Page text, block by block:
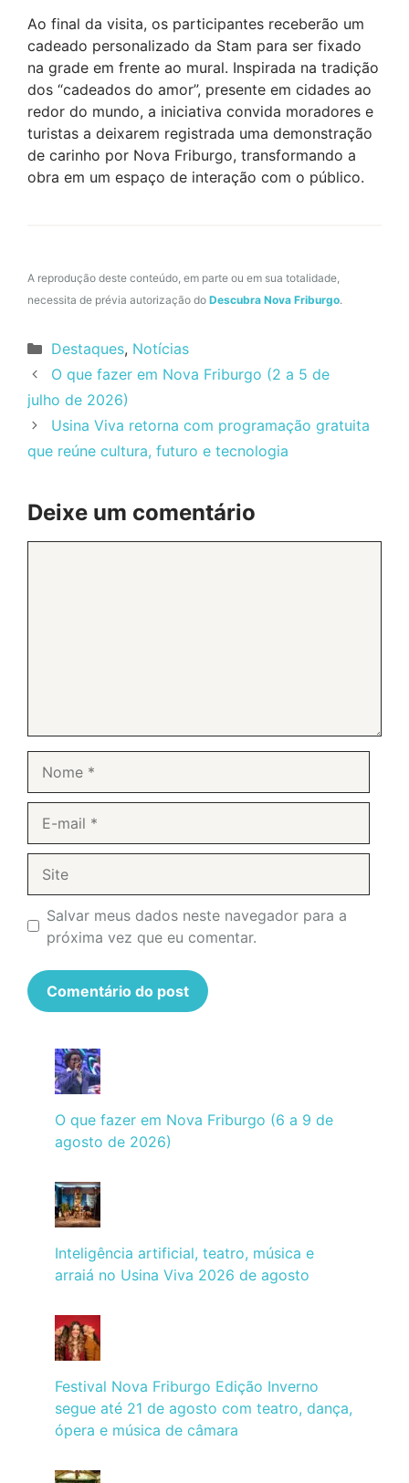
Ao final da visita, os participantes receberão um
cadeado personalizado da Stam para ser fixado
na grade em frente ao mural. Inspirada na tradição
dos “cadeados do amor”, presente em cidades ao
redor do mundo, a iniciativa convida moradores e
turistas a deixarem registrada uma demonstração
de carinho por Nova Friburgo, transformando a
obra em um espaço de interação com o público.
A reprodução deste conteúdo, em parte ou em sua totalidade,
necessita de prévia autorização do Descubra Nova Friburgo.
Categorias
Destaques, Notícias
O que fazer em Nova Friburgo (2 a 5 de
julho de 2026)
Usina Viva retorna com programação gratuita
que reúne cultura, futuro e tecnologia
Deixe um comentário
mail
Salvar meus dados neste navegador para a
próxima vez que eu comentar.
O que fazer em Nova Friburgo (6 a 9 de
agosto de 2026)
Inteligência artificial, teatro, música e
arraiá no Usina Viva 2026 de agosto
Festival Nova Friburgo Edição Inverno
segue até 21 de agosto com teatro, dança,
ópera e música de câmara